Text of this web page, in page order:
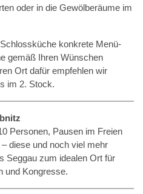
oder in die Gewölberäume im
konkrete Menü-
gemäß Ihren Wünschen
Ort dafür empfehlen wir
im 2. Stock.
Personen, Pausen im Freien
diese und noch viel mehr
Seggau zum idealen Ort für
und Kongresse.